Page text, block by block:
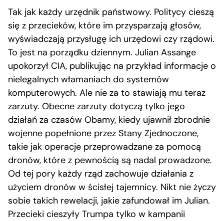
Tak jak każdy urzędnik państwowy. Politycy cieszą
się z przecieków, które im przysparzają głosów,
wyświadczają przysługę ich urzędowi czy rządowi.
To jest na porządku dziennym. Julian Assange
upokorzył CIA, publikując na przykład informacje o
nielegalnych włamaniach do systemów
komputerowych. Ale nie za to stawiają mu teraz
zarzuty. Obecne zarzuty dotyczą tylko jego
działań za czasów Obamy, kiedy ujawnił zbrodnie
wojenne popełnione przez Stany Zjednoczone,
takie jak operacje przeprowadzane za pomocą
dronów, które z pewnością są nadal prowadzone.
Od tej pory każdy rząd zachowuje działania z
użyciem dronów w ścisłej tajemnicy. Nikt nie życzy
sobie takich rewelacji, jakie zafundował im Julian.
Przecieki cieszyły Trumpa tylko w kampanii